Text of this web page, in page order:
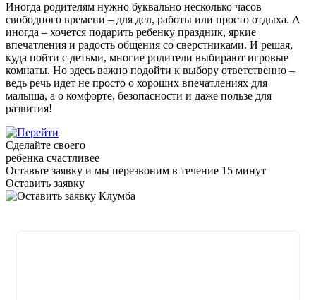
Иногда родителям нужно буквально несколько часов
свободного времени – для дел, работы или просто отдыха. А
иногда – хочется подарить ребенку праздник, яркие
впечатления и радость общения со сверстниками. И решая,
куда пойти с детьми, многие родители выбирают игровые
комнаты. Но здесь важно подойти к выбору ответственно –
ведь речь идет не просто о хороших впечатлениях для
малыша, а о комфорте, безопасности и даже пользе для
развития!
Сделайте своего
ребенка счастливее
Оставьте заявку и мы перезвоним в течение 15 минут
Оставить заявку